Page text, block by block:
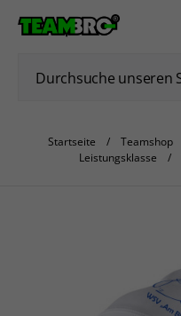
Startseite Teamshop
Leistungsklasse